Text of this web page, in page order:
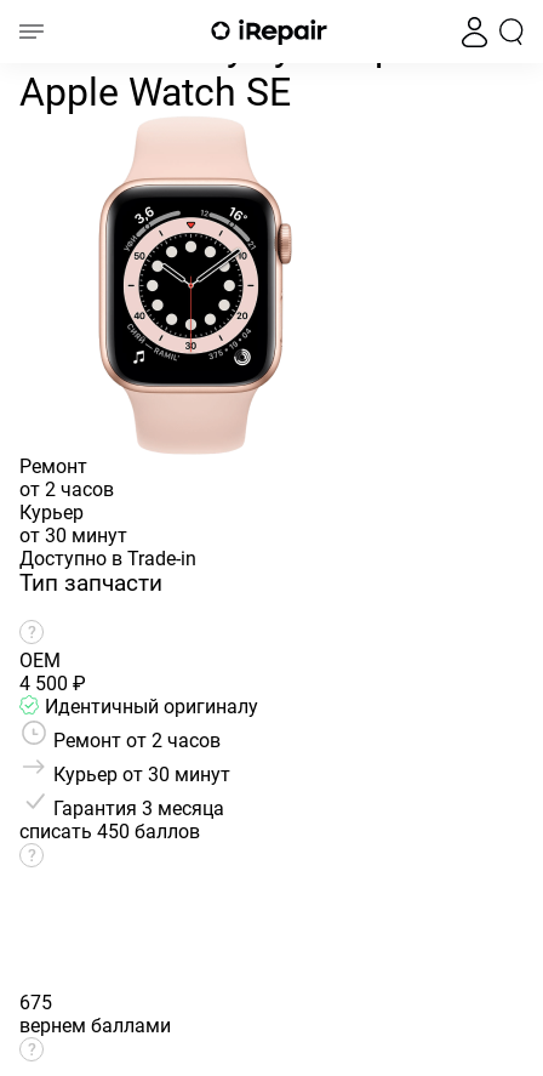
Замена аккумулятора на Apple
Замена аккумулятора на
Apple Watch SE
Ремонт
от 2 часов
Курьер
от 30 минут
Доступно в Trade-in
Тип запчасти
OEM
4 500 ₽
Идентичный оригиналу
Ремонт от 2 часов
Курьер от 30 минут
Гарантия 3 месяца
списать 450 баллов
675
вернем баллами